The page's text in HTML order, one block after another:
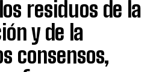
residuos de la
y de la
consensos,